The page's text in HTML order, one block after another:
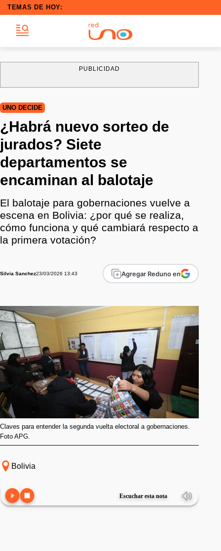
TEMAS DE HOY:
PUBLICIDAD
UNO DECIDE
¿Habrá nuevo sorteo de
jurados? Siete
departamentos se
encaminan al balotaje
El balotaje para gobernaciones vuelve a
escena en Bolivia: ¿por qué se realiza,
cómo funciona y qué cambiará respecto a
la primera votación?
Silvia Sanchez23/03/2026 13:43 Agregar Reduno en
Claves para entender la segunda vuelta electoral a gobernaciones.
Foto APG.
Bolivia
Escuchar esta nota